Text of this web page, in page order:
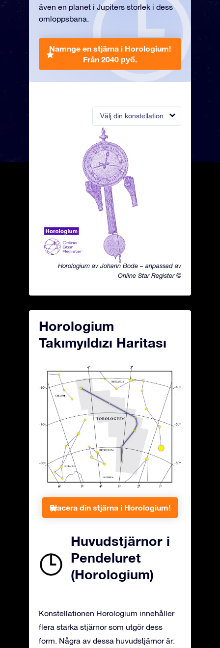
Välj din konstellation
Horologium av Johann Bode – anpassad av
Online Star Register ©
även en planet i Jupiters storlek i dess
omloppsbana.
Namnge en stjärna i Horologium!
Från 2040 руб.
Horologium
Takımyıldızı Haritası
Placera din stjärna i Horologium!
Huvudstjärnor i
Pendeluret
(Horologium)
Konstellationen Horologium innehåller
flera starka stjärnor som utgör dess
form. Några av dessa huvudstjärnor är: